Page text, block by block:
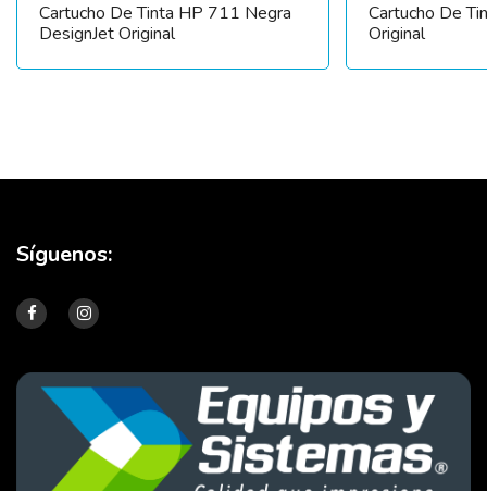
Cartucho De Tinta HP 711 Negra
DesignJet Original
Cartucho De
Original
Síguenos: